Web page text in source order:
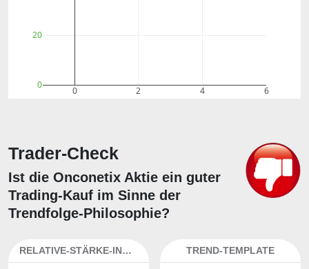
0 2 4 6
0
20
Trader-Check
Ist die Onconetix Aktie ein guter
Trading-Kauf im Sinne der
Trendfolge-Philosophie?
RELATIVE-STÄRKE-INDEX TREND-TEMPLATE